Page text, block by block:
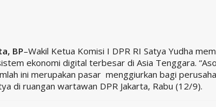
BP–Wakil Ketua Komisi I DPR RI Satya Yudha
ekonomi digital terbesar di Asia Tenggara.
ini merupakan pasar menggiurkan bagi
di ruangan wartawan DPR Jakarta, Rabu (12/9).